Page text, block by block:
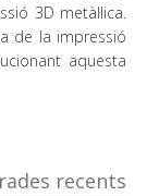
3D metàl·lica.
de la impressió
aquesta
recents